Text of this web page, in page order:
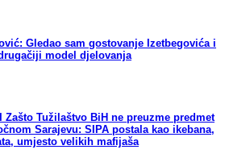
Gledao sam gostovanje Izetbegovića i
model djelovanja
Zašto Tužilaštvo BiH ne preuzme predmet
Sarajevu: SIPA postala kao ikebana,
umjesto velikih mafijaša